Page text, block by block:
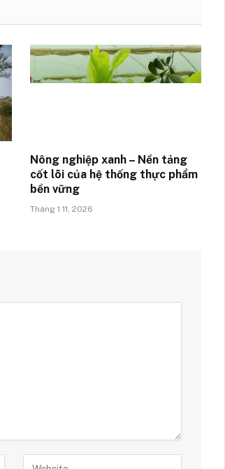
Nông nghiệp xanh – Nền tảng
cốt lõi của hệ thống thực phẩm
bền vững
Tháng 1 11, 2026